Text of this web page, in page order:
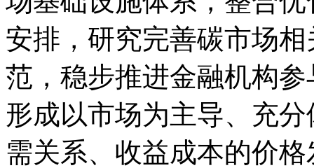
安排，研究完善碳市场
范，稳步推进金融机构
形成以市场为主导、充
需关系、收益成本的价